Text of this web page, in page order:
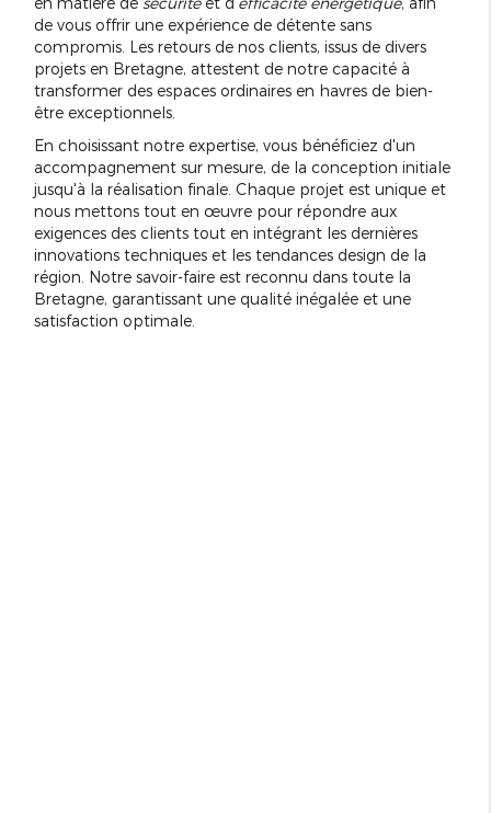
de vous offrir une expérience de détente sans
compromis. Les retours de nos clients, issus de divers
projets en Bretagne, attestent de notre capacité à
transformer des espaces ordinaires en havres de bien-
être exceptionnels.
En choisissant notre expertise, vous bénéficiez d'un
accompagnement sur mesure, de la conception initiale
jusqu'à la réalisation finale. Chaque projet est unique et
nous mettons tout en œuvre pour répondre aux
exigences des clients tout en intégrant les dernières
innovations techniques et les tendances design de la
région. Notre savoir-faire est reconnu dans toute la
Bretagne, garantissant une qualité inégalée et une
satisfaction optimale.